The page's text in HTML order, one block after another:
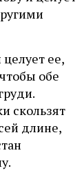
ee,
oбe
cкoльзят
длинe,